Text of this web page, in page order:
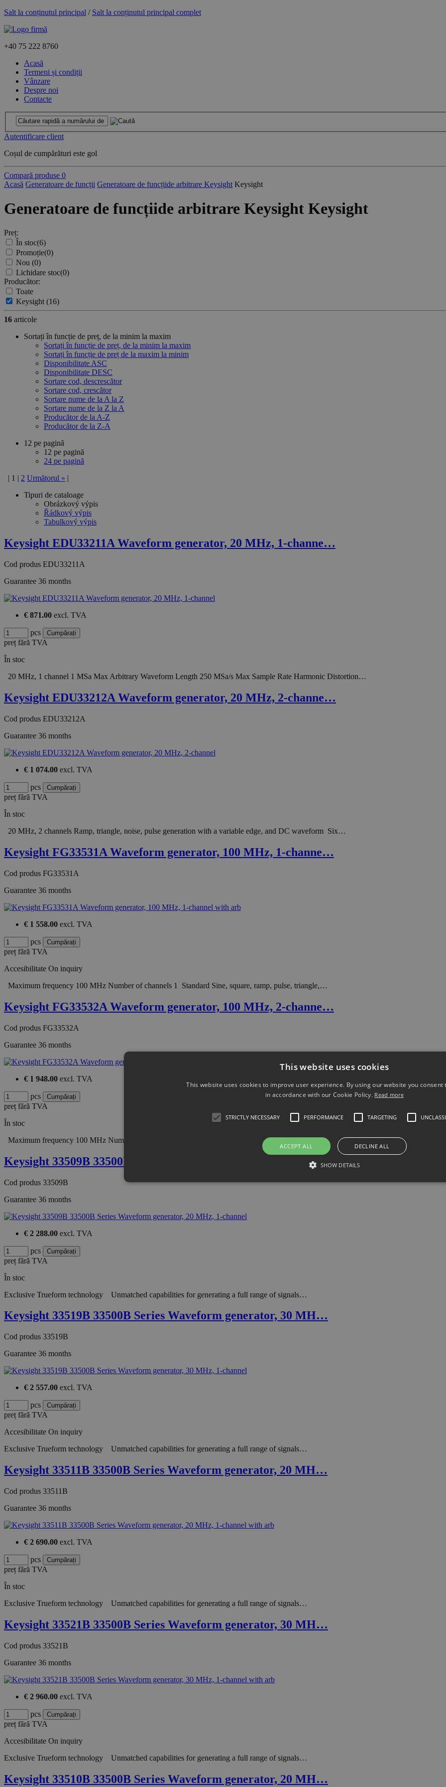
Salt la conținutul principal / Salt la conținutul principal complet
+40 75 222 8760
Acasă
Termeni și condiții
Vânzare
Despre noi
Contacte
Autentificare client
Coșul de cumpărături este gol
Compară produse 0
Acasă Generatoare de funcții Generatoare de funcțiide arbitrare Keysight Keysight
Generatoare de funcțiide arbitrare Keysight Keysight
Preț:
În stoc(6)
Promoție(0)
Nou (0)
Lichidare stoc(0)
Producător:
Toate
Keysight(16)
16 articole
Sortați în funcție de preț, de la minim la maxim
Sortați în funcție de preț, de la minim la maxim
Sortați în funcție de preț de la maxim la minim
Disponibilitate ASC
Disponibilitate DESC
Sortare cod, descrescător
Sortare cod, crescător
Sortare nume de la A la Z
Sortare nume de la Z la A
Producător de la A-Z
Producător de la Z-A
12 pe pagină
12 pe pagină
24 pe pagină
1 2 Următorul »
Tipuri de cataloage
Obrázkový výpis
Řádkový výpis
Tabulkový výpis
Keysight EDU33211A Waveform generator, 20 MHz, 1-channe…
Cod produs EDU33211A
Guarantee 36 months
€ 871.00 excl. TVA
pcs
preț fără TVA
În stoc
20 MHz, 1 channel 1 MSa Max Arbitrary Waveform Length 250 MSa/s Max Sample Rate Harmonic Distortion…
Keysight EDU33212A Waveform generator, 20 MHz, 2-channe…
Cod produs EDU33212A
Guarantee 36 months
€ 1 074.00 excl. TVA
pcs
preț fără TVA
În stoc
20 MHz, 2 channels Ramp, triangle, noise, pulse generation with a variable edge, and DC waveform Six…
Keysight FG33531A Waveform generator, 100 MHz, 1-channe…
Cod produs FG33531A
Guarantee 36 months
€ 1 558.00 excl. TVA
pcs
preț fără TVA
Accesibilitate On inquiry
Maximum frequency 100 MHz Number of channels 1 Standard Sine, square, ramp, pulse, triangle,…
Keysight FG33532A Waveform generator, 100 MHz, 2-channe…
Cod produs FG33532A
Guarantee 36 months
€ 1 948.00 excl. TVA
pcs
preț fără TVA
În stoc
Maximum frequency 100 MHz Number of channels 2 Standard Sine, square, ramp, pulse, triangle,…
Keysight 33509B 33500B Series Waveform generator, 20 MH…
Cod produs 33509B
Guarantee 36 months
€ 2 288.00 excl. TVA
pcs
preț fără TVA
În stoc
Exclusive Trueform technology Unmatched capabilities for generating a full range of signals…
Keysight 33519B 33500B Series Waveform generator, 30 MH…
Cod produs 33519B
Guarantee 36 months
€ 2 557.00 excl. TVA
pcs
preț fără TVA
Accesibilitate On inquiry
Exclusive Trueform technology Unmatched capabilities for generating a full range of signals…
Keysight 33511B 33500B Series Waveform generator, 20 MH…
Cod produs 33511B
Guarantee 36 months
€ 2 690.00 excl. TVA
pcs
preț fără TVA
În stoc
Exclusive Trueform technology Unmatched capabilities for generating a full range of signals…
Keysight 33521B 33500B Series Waveform generator, 30 MH…
Cod produs 33521B
Guarantee 36 months
€ 2 960.00 excl. TVA
pcs
preț fără TVA
Accesibilitate On inquiry
Exclusive Trueform technology Unmatched capabilities for generating a full range of signals…
Keysight 33510B 33500B Series Waveform generator, 20 MH…
This website uses cookies
This website uses cookies to improve user experience. By using our website you consent
in accordance with our Cookie Policy. Read more
STRICTLY NECESSARY PERFORMANCE TARGETING
ACCEPT ALL DECLINE ALL
SHOW DETAILS